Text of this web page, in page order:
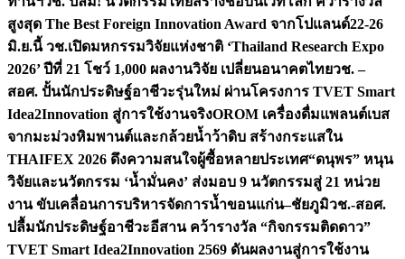
สูงสุด The Best Foreign Innovation Award จากโปแลนด์22-26
มิ.ย.นี้ วช.เปิดมหกรรมวิจัยแห่งชาติ ‘Thailand Research Expo
2026’ ปีที่ 21 โชว์ 1,000 ผลงานวิจัย เปลี่ยนอนาคตไทยวช. –
สอศ. ปั้นนักประดิษฐ์อาชีวะรุ่นใหม่ ผ่านโครงการ TVET Smart
Idea2Innovation สู่การใช้งานจริงOROM เครื่องดื่มแพลนต์เบส
จากมะม่วงหิมพานต์และกล้วยน้ำว้าดิบ สร้างกระแสใน
THAIFEX 2026 ดึงความสนใจผู้ซื้อหลายประเทศ“ดนุพร” หนุน
วิจัยและนวัตกรรม ‘น้ำมั่นคง’ ส่งมอบ 9 นวัตกรรมสู่ 21 หน่วย
งาน ขับเคลื่อนการบริหารจัดการน้ำขอนแก่น–ชัยภูมิวช.-สอศ.
ปลื้มนักประดิษฐ์อาชีวะอีสาน คว้ารางวัล “กิจกรรมติดดาว”
TVET Smart Idea2Innovation 2569 ดันผลงานสู่การใช้งาน